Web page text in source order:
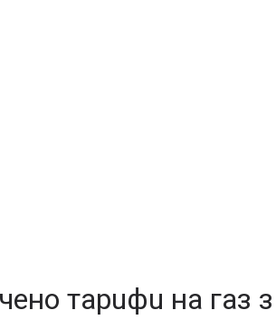
тapuфu нa гaз